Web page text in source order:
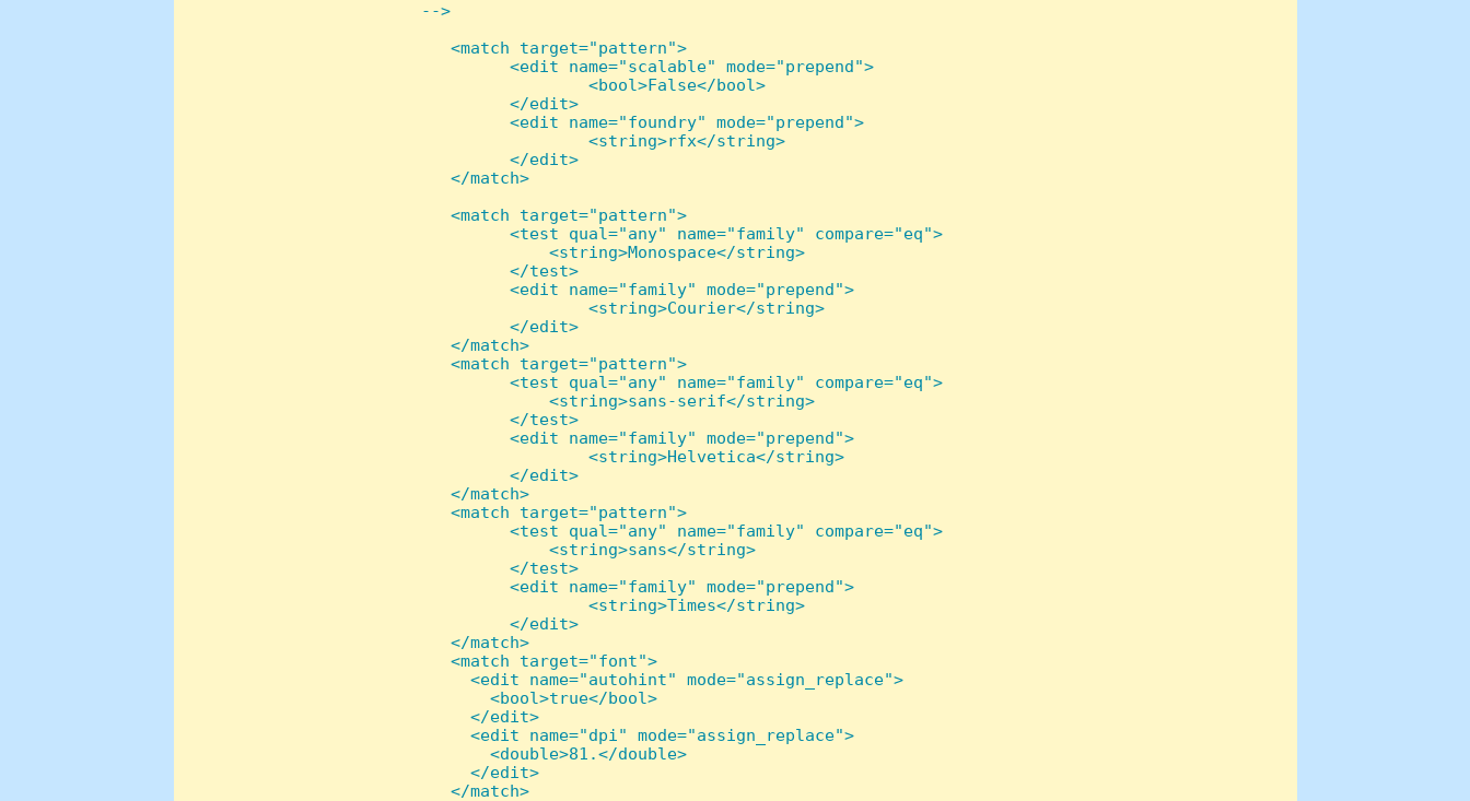
-->
   <match target="pattern">
          <edit name="scalable" mode="prepend">
                  <bool>False</bool>
          </edit>
          <edit name="foundry" mode="prepend">
                  <string>rfx</string>
          </edit>
    </match>
   <match target="pattern">
          <test qual="any" name="family" compare="eq">
              <string>Monospace</string>
          </test>
          <edit name="family" mode="prepend">
                  <string>Courier</string>
          </edit>
    </match>
    <match target="pattern">
          <test qual="any" name="family" compare="eq">
              <string>sans-serif</string>
          </test>
          <edit name="family" mode="prepend">
                  <string>Helvetica</string>
          </edit>
    </match>
    <match target="pattern">
          <test qual="any" name="family" compare="eq">
              <string>sans</string>
          </test>
          <edit name="family" mode="prepend">
                  <string>Times</string>
          </edit>
    </match>
    <match target="font">
      <edit name="autohint" mode="assign_replace">
        <bool>true</bool>
      </edit>
      <edit name="dpi" mode="assign_replace">
        <double>81.</double>
      </edit>
    </match>